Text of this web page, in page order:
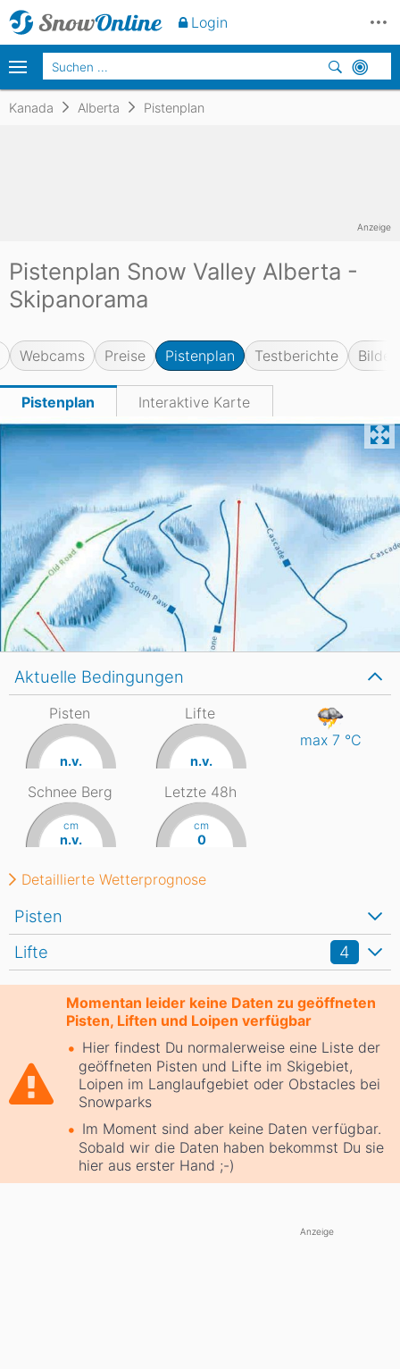
Kanada Alberta Pistenplan
Pistenplan Snow Valley Alberta -
Skipanorama
Webcams Preise Pistenplan Testberichte Bilder
Pistenplan Interaktive Karte
Momentan leider keine Daten zu geöffneten
Pisten, Liften und Loipen verfügbar
Hier findest Du normalerweise eine Liste der
geöffneten Pisten und Lifte im Skigebiet,
Loipen im Langlaufgebiet oder Obstacles bei
Snowparks
Im Moment sind aber keine Daten verfügbar.
Sobald wir die Daten haben bekommst Du sie
hier aus erster Hand ;-)
Anzeige
Lifte 4
Pisten
Aktuelle Bedingungen
Pisten
n.v.
Lifte
n.v.
max 7 °C
Schnee Berg
cm
n.v.
Letzte 48h
cm
0
Detaillierte Wetterprognose
Anzeige
Login